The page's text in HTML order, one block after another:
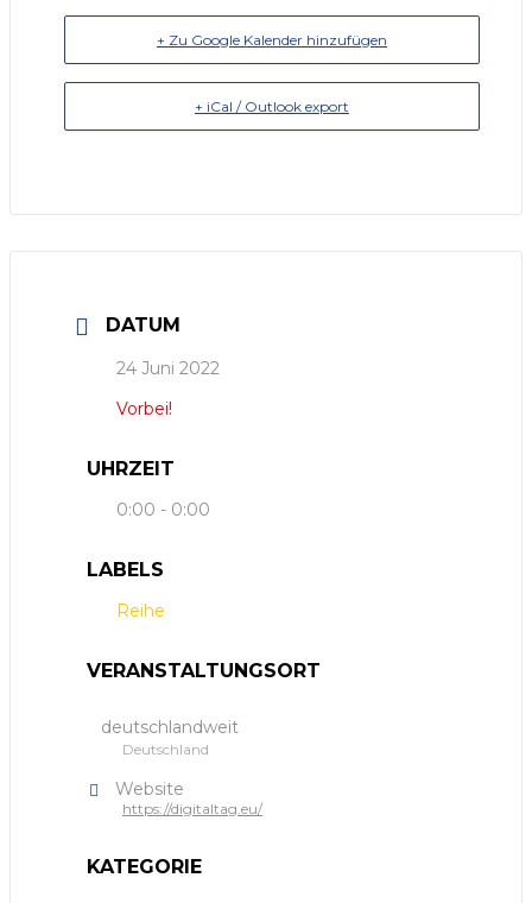
+ Zu Google Kalender hinzufügen
+ iCal / Outlook export
DATUM
24 Juni 2022
Vorbei!
UHRZEIT
0:00 - 0:00
LABELS
Reihe
VERANSTALTUNGSORT
deutschlandweit
Deutschland
Website
https://digitaltag.eu/
KATEGORIE